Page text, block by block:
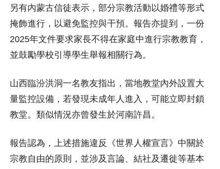
另有內蒙古信徒表示，部分宗教活動以婚禮等形式
掩飾進行，以避免監控與干預。報告亦提到，一份
2025年文件要求家長不得在家庭中進行宗教教育，
並鼓勵學校引導學生舉報相關行為。
山西臨汾洪洞一名教友指出，當地教堂內外設置大
量監控設備，若發現未成年人進入，可能立即封鎖
教堂。類似情況亦曾發生於河南許昌。
報告認為，上述措施違反《世界人權宣言》中關於
宗教自由的原則，並涉及言論、結社及遷徙等基本